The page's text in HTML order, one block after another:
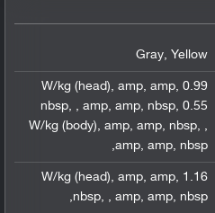
Gray, Yellow
0.99 W/kg (head)
, amp, amp,
nbsp, , amp, amp, nbsp, 0.55
W/kg (body), amp, amp, nbsp, ,
amp, amp, nbsp
,
1.16 W/kg (head)
, amp, amp,
nbsp, , amp, amp, nbsp
,